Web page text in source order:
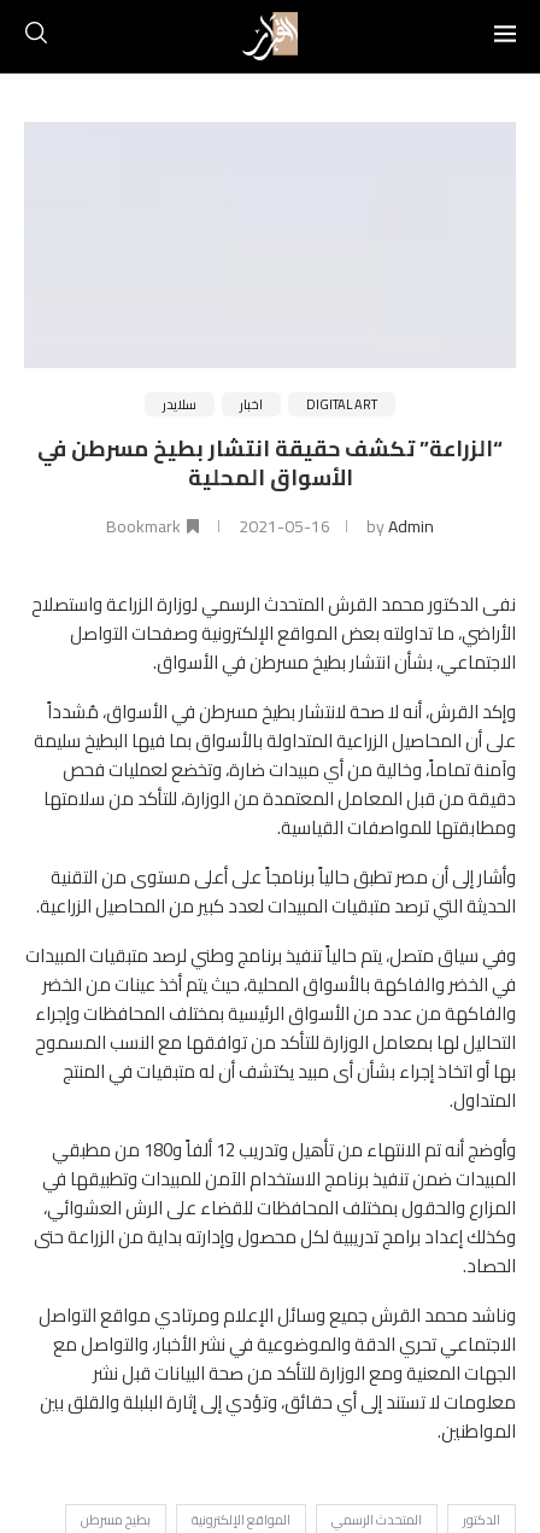
DIGITAL ART اخبار سلايدر
“الزراعة” تكشف حقيقة انتشار بطيخ مسرطن في
الأسواق المحلية
byAdmin
2021-05-16
Bookmark
نفى الدكتور محمد القرش المتحدث الرسمي لوزارة الزراعة واستصلاح
الأراضي، ما تداولته بعض المواقع الإلكترونية وصفحات التواصل
الاجتماعي، بشأن انتشار بطيخ مسرطن في الأسواق.
وإكد القرش، أنه لا صحة لانتشار بطيخ مسرطن في الأسواق، مُشدداً
على أن المحاصيل الزراعية المتداولة بالأسواق بما فيها البطيخ سليمة
وآمنة تماماً، وخالية من أي مبيدات ضارة، وتخضع لعمليات فحص
دقيقة من قبل المعامل المعتمدة من الوزارة، للتأكد من سلامتها
ومطابقتها للمواصفات القياسية.
وأشار إلى أن مصر تطبق حالياً برنامجاً على أعلى مستوى من التقنية
الحديثة التي ترصد متبقيات المبيدات لعدد كبير من المحاصيل الزراعية.
وفي سياق متصل، يتم حالياً تنفيذ برنامج وطني لرصد متبقيات المبيدات
في الخضر والفاكهة بالأسواق المحلية، حيث يتم أخذ عينات من الخضر
والفاكهة من عدد من الأسواق الرئيسية بمختلف المحافظات وإجراء
التحاليل لها بمعامل الوزارة للتأكد من توافقها مع النسب المسموح
بها أو اتخاذ إجراء بشأن أى مبيد يكتشف أن له متبقيات في المنتج
المتداول.
وأوضج أنه تم الانتهاء من تأهيل وتدريب 12 ألفاً و180 من مطبقي
المبيدات ضمن تنفيذ برنامج الاستخدام الآمن للمبيدات وتطبيقها في
المزارع والحقول بمختلف المحافظات للقضاء على الرش العشوائي،
وكذلك إعداد برامج تدريبية لكل محصول وإدارته بداية من الزراعة حتى
الحصاد.
وناشد محمد القرش جميع وسائل الإعلام ومرتادي مواقع التواصل
الاجتماعي تحري الدقة والموضوعية في نشر الأخبار، والتواصل مع
الجهات المعنية ومع الوزارة للتأكد من صحة البيانات قبل نشر
معلومات لا تستند إلى أي حقائق، وتؤدي إلى إثارة البلبلة والقلق بين
المواطنين.
الدكتور المتحدث الرسمي المواقع الإلكترونية
بطيخ مسرطن